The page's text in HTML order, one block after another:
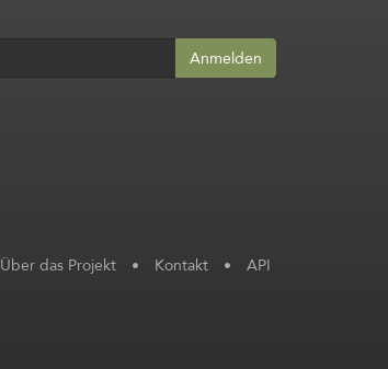
Anmelden
Über das Projekt • Kontakt • API